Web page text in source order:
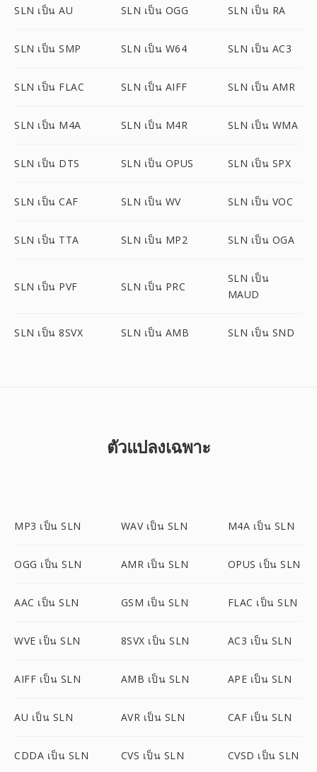
SLN เป็น AU SLN เป็น OGG SLN เป็น RA
SLN เป็น SMP SLN เป็น W64 SLN เป็น AC3
SLN เป็น FLAC SLN เป็น AIFF SLN เป็น AMR
SLN เป็น M4A SLN เป็น M4R SLN เป็น WMA
SLN เป็น DTS SLN เป็น OPUS SLN เป็น SPX
SLN เป็น CAF SLN เป็น WV SLN เป็น VOC
SLN เป็น TTA SLN เป็น MP2 SLN เป็น OGA
SLN เป็น PVF SLN เป็น PRC
SLN เป็น
MAUD
SLN เป็น 8SVX SLN เป็น AMB SLN เป็น SND
ตัวแปลงเฉพาะ
MP3 เป็น SLN WAV เป็น SLN M4A เป็น SLN
OGG เป็น SLN AMR เป็น SLN OPUS เป็น SLN
AAC เป็น SLN GSM เป็น SLN FLAC เป็น SLN
WVE เป็น SLN 8SVX เป็น SLN AC3 เป็น SLN
AIFF เป็น SLN AMB เป็น SLN APE เป็น SLN
AU เป็น SLN AVR เป็น SLN CAF เป็น SLN
CDDA เป็น SLN CVS เป็น SLN CVSD เป็น SLN